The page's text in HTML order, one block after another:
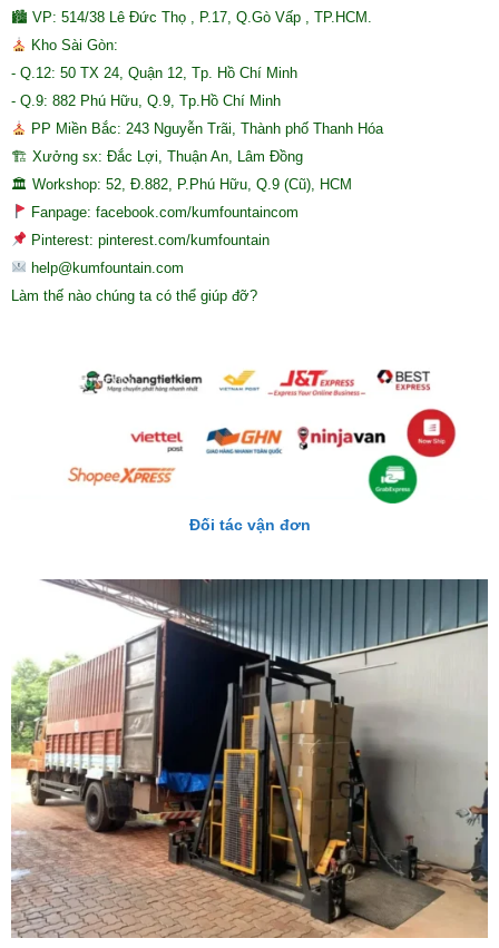
🏙 VP: 514/38 Lê Đức Thọ , P.17, Q.Gò Vấp , TP.HCM.
Kho Sài Gòn:
- Q.12: 50 TX 24, Quận 12, Tp. Hồ Chí Minh
- Q.9: 882 Phú Hữu, Q.9, Tp.Hồ Chí Minh
PP Miền Bắc: 243 Nguyễn Trãi, Thành phố Thanh Hóa
🏗 Xưởng sx: Đắc Lợi, Thuận An, Lâm Đồng
🏛 Workshop: 52, Đ.882, P.Phú Hữu, Q.9 (Cũ), HCM
Fanpage: facebook.com/kumfountaincom
Pinterest: pinterest.com/kumfountain
help@kumfountain.com
Làm thế nào chúng ta có thể giúp đỡ?
Đối tác vận đơn